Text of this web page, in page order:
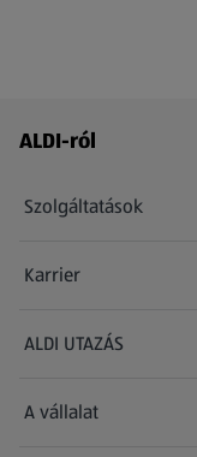
Láblécmenü - további
ALDI-ról
Szolgáltatások
Karrier
(új oldalon nyílik meg)
ALDI UTAZÁS
(új oldalon nyílik meg)
A vállalat